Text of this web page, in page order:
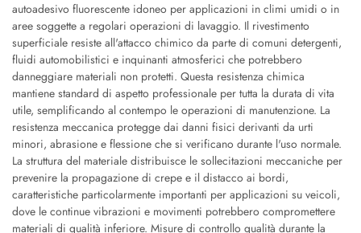
autoadesivo fluorescente idoneo per applicazioni in climi umidi o in
aree soggette a regolari operazioni di lavaggio. Il rivestimento
superficiale resiste all'attacco chimico da parte di comuni detergenti,
fluidi automobilistici e inquinanti atmosferici che potrebbero
danneggiare materiali non protetti. Questa resistenza chimica
mantiene standard di aspetto professionale per tutta la durata di vita
utile, semplificando al contempo le operazioni di manutenzione. La
resistenza meccanica protegge dai danni fisici derivanti da urti
minori, abrasione e flessione che si verificano durante l'uso normale.
La struttura del materiale distribuisce le sollecitazioni meccaniche per
prevenire la propagazione di crepe e il distacco ai bordi,
caratteristiche particolarmente importanti per applicazioni su veicoli,
dove le continue vibrazioni e movimenti potrebbero compromettere
materiali di qualità inferiore. Misure di controllo qualità durante la